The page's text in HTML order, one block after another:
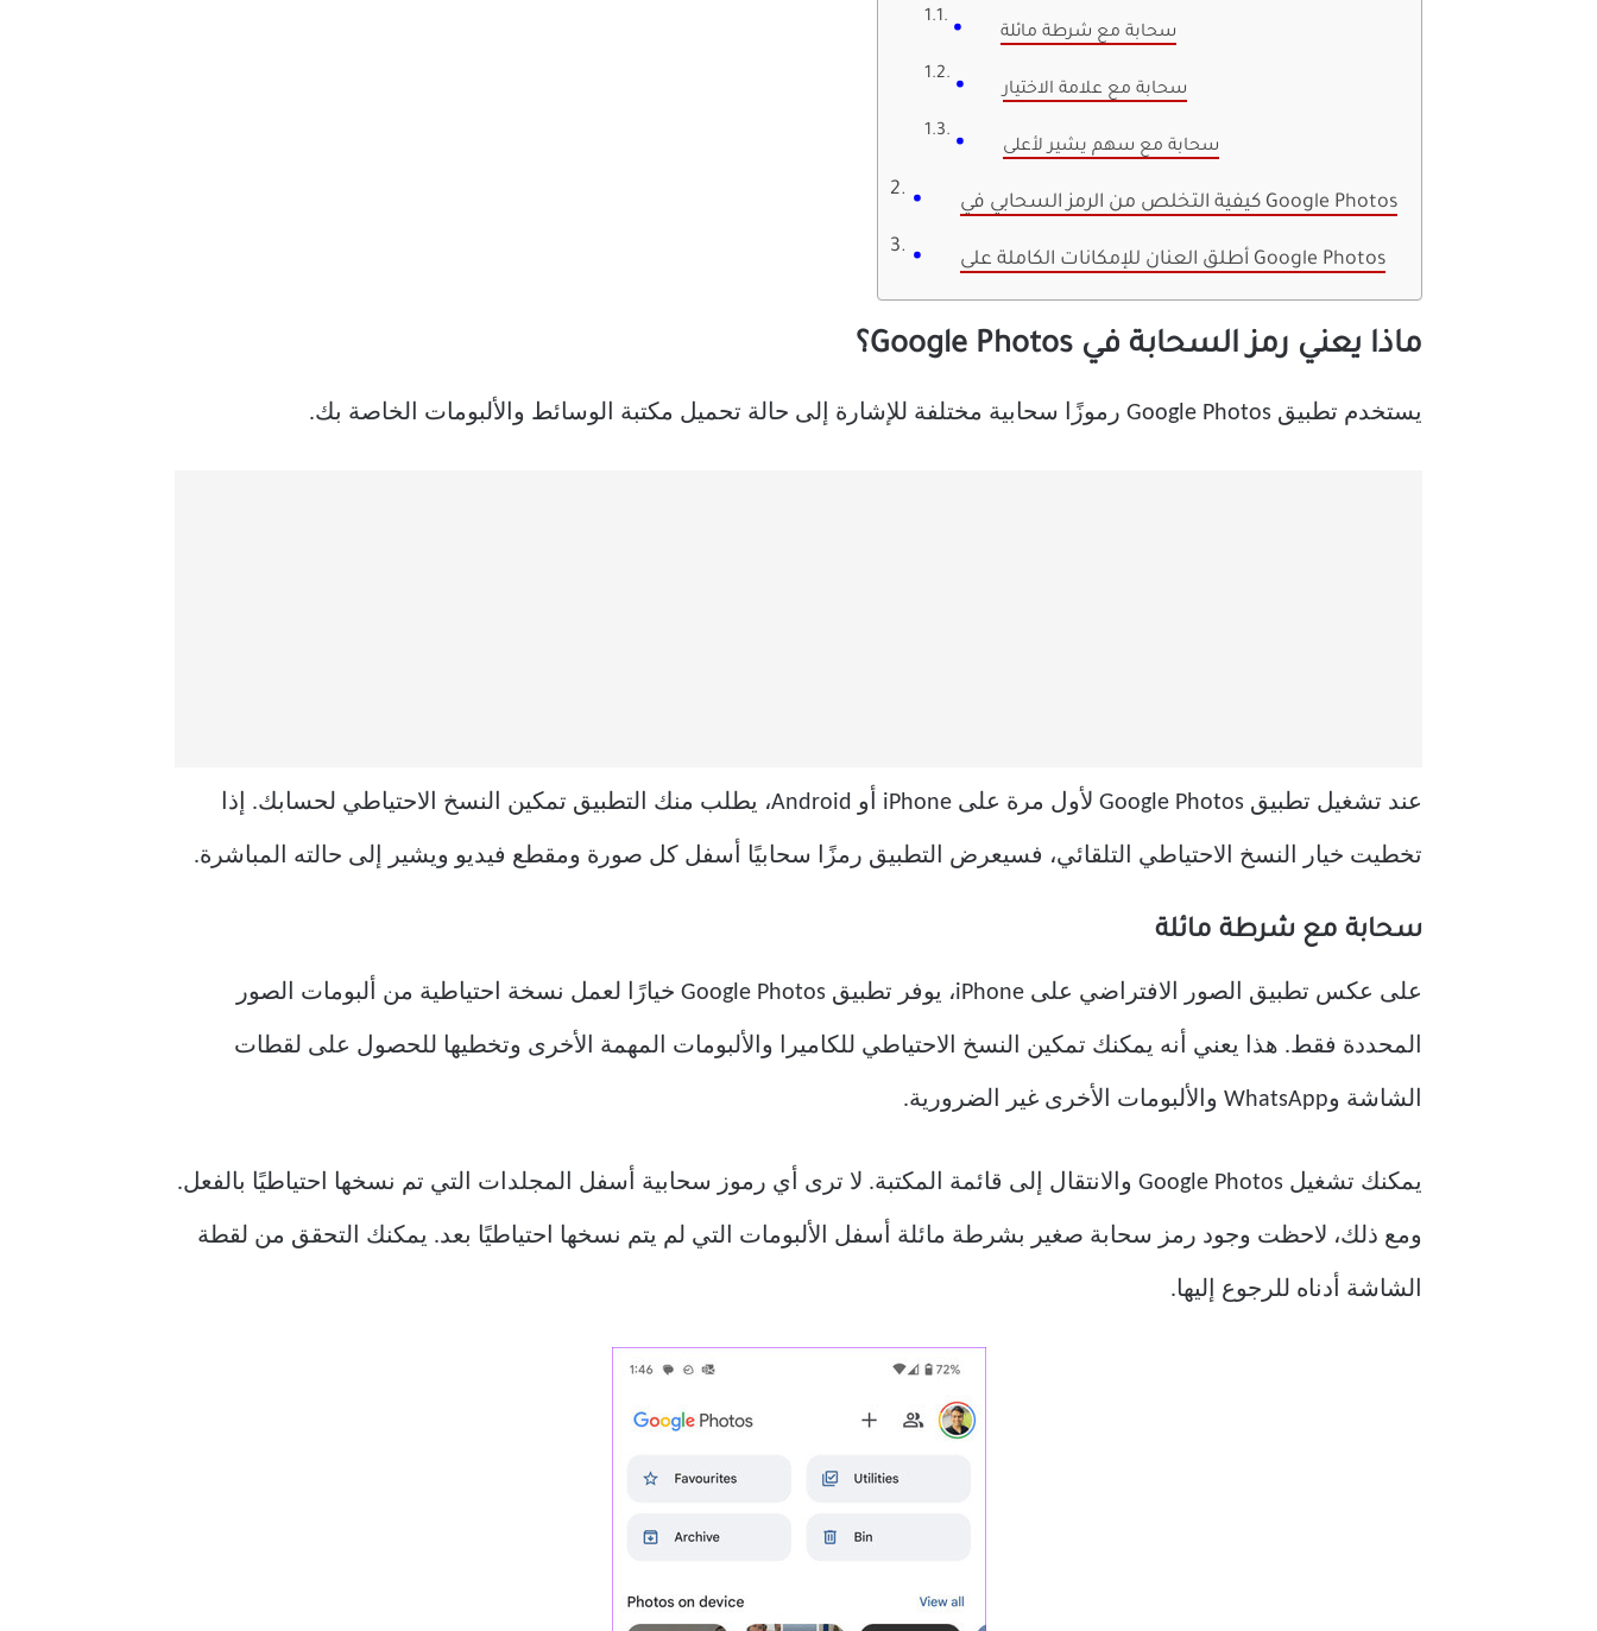
سحابة مع شرطة مائلة
سحابة مع علامة الاختيار
سحابة مع سهم يشير لأعلى
كيفية التخلص من الرمز السحابي في Google Photos
أطلق العنان للإمكانات الكاملة على Google Photos
ماذا يعني رمز السحابة في Google Photos؟
يستخدم تطبيق Google Photos رموزًا سحابية مختلفة للإشارة إلى حالة تحميل مكتبة الوسائط والألبومات الخاصة بك.
عند تشغيل تطبيق Google Photos لأول مرة على iPhone أو Android، يطلب منك التطبيق تمكين النسخ الاحتياطي لحسابك. إذا
تخطيت خيار النسخ الاحتياطي التلقائي، فسيعرض التطبيق رمزًا سحابيًا أسفل كل صورة ومقطع فيديو ويشير إلى حالته المباشرة.
سحابة مع شرطة مائلة
على عكس تطبيق الصور الافتراضي على iPhone، يوفر تطبيق Google Photos خيارًا لعمل نسخة احتياطية من ألبومات الصور
المحددة فقط. هذا يعني أنه يمكنك تمكين النسخ الاحتياطي للكاميرا والألبومات المهمة الأخرى وتخطيها للحصول على لقطات
الشاشة وWhatsApp والألبومات الأخرى غير الضرورية.
يمكنك تشغيل Google Photos والانتقال إلى قائمة المكتبة. لا ترى أي رموز سحابية أسفل المجلدات التي تم نسخها احتياطيًا بالفعل.
ومع ذلك، لاحظت وجود رمز سحابة صغير بشرطة مائلة أسفل الألبومات التي لم يتم نسخها احتياطيًا بعد. يمكنك التحقق من لقطة
الشاشة أدناه للرجوع إليها.